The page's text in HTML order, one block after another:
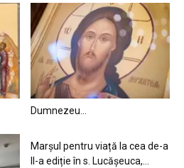
Dumnezeu…
Marșul pentru viață la cea de-a
II-a ediție în s. Lucășeuca,...